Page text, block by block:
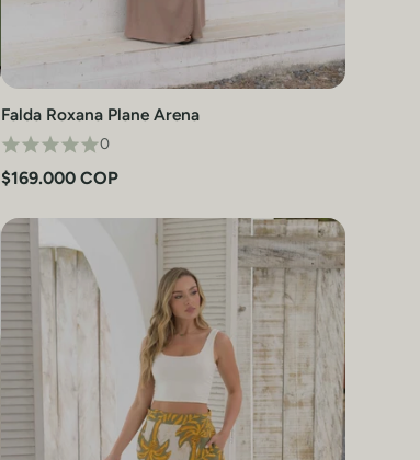
Vista rápida
Falda Roxana Plane Arena
0
$169.000 COP